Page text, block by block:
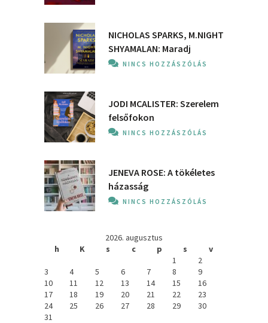
NICHOLAS SPARKS, M.NIGHT
SHYAMALAN: Maradj
NINCS HOZZÁSZÓLÁS
JODI MCALISTER: Szerelem
felsőfokon
NINCS HOZZÁSZÓLÁS
JENEVA ROSE: A ​tökéletes
házasság
NINCS HOZZÁSZÓLÁS
2026. augusztus
h
K s c p s
v
1
2
3
4 5 6 7 8
9
10
11 12 13 14 15
16
17
18 19 20 21 22
23
24
25 26 27 28 29
30
31